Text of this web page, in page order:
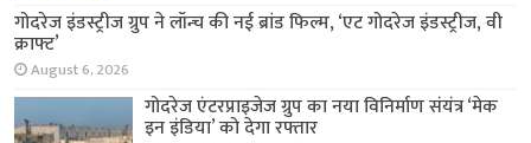
गोदरेज इंडस्ट्रीज ग्रुप ने लॉन्च की नई ब्रांड फिल्म, ‘एट गोदरेज इंडस्ट्रीज, वी
क्राफ्ट’
August 6, 2026
गोदरेज एंटरप्राइजेज ग्रुप का नया विनिर्माण संयंत्र ‘मेक